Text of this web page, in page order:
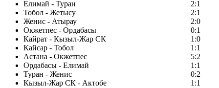
Елимай - Туран
2:1
Тобол - Жетысу
2:1
Женис - Атырау
2:0
Окжетпес - Ордабасы
0:1
Кайрат - Кызыл-Жар СК
1:0
Кайсар - Тобол
1:1
Астана - Окжетпес
5:2
Ордабасы - Елимай
1:1
Туран - Женис
0:2
Кызыл-Жар СК - Актобе
1:1